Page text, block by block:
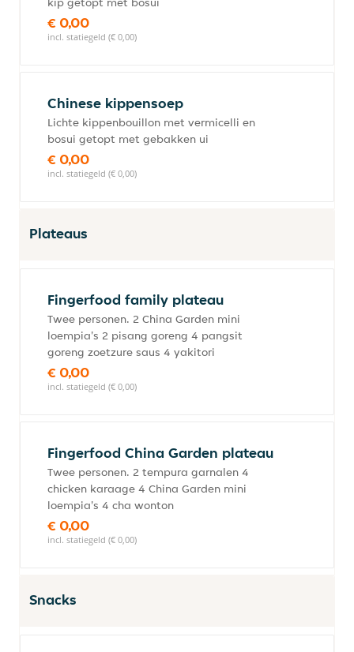
€ 0,00
incl. statiegeld (€ 0,00)
Chinese kippensoep
Lichte kippenbouillon met vermicelli en
bosui getopt met gebakken ui
€ 0,00
incl. statiegeld (€ 0,00)
Plateaus
Fingerfood family plateau
Twee personen. 2 China Garden mini
loempia's 2 pisang goreng 4 pangsit
goreng zoetzure saus 4 yakitori
€ 0,00
incl. statiegeld (€ 0,00)
Fingerfood China Garden plateau
Twee personen. 2 tempura garnalen 4
chicken karaage 4 China Garden mini
loempia's 4 cha wonton
€ 0,00
incl. statiegeld (€ 0,00)
Snacks